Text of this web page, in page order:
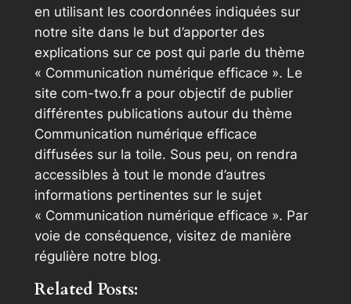
en utilisant les coordonnées indiquées sur
notre site dans le but d’apporter des
explications sur ce post qui parle du thème
« Communication numérique efficace ». Le
site com-two.fr a pour objectif de publier
différentes publications autour du thème
Communication numérique efficace
diffusées sur la toile. Sous peu, on rendra
accessibles à tout le monde d’autres
informations pertinentes sur le sujet
« Communication numérique efficace ». Par
voie de conséquence, visitez de manière
régulière notre blog.
Related Posts: